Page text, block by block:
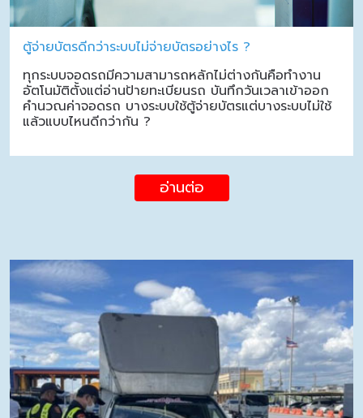
ตู้จ่ายบัตรดีกว่าระบบไม่จ่ายบัตรอย่างไร ?
ทุกระบบจอดรถมีความสามารถหลักไม่ต่างกันคือทำงาน
อัตโนมัติตั้งแต่อ่านป้ายทะเบียนรถ บันทึกวันเวลาเข้าออก
คำนวณค่าจอดรถ บางระบบใช้ตู้จ่ายบัตรแต่บางระบบไม่ใช้
แล้วแบบไหนดีกว่ากัน ?
อ่านต่อ